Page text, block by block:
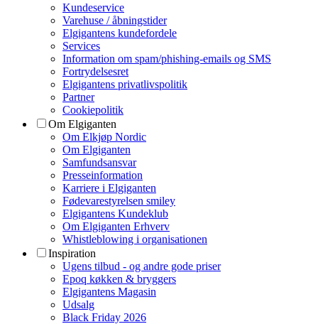
Kundeservice
Varehuse / åbningstider
Elgigantens kundefordele
Services
Information om spam/phishing-emails og SMS
Fortrydelsesret
Elgigantens privatlivspolitik
Partner
Cookiepolitik
Om Elgiganten
Om Elkjøp Nordic
Om Elgiganten
Samfundsansvar
Presseinformation
Karriere i Elgiganten
Fødevarestyrelsen smiley
Elgigantens Kundeklub
Om Elgiganten Erhverv
Whistleblowing i organisationen
Inspiration
Ugens tilbud - og andre gode priser
Epoq køkken & bryggers
Elgigantens Magasin
Udsalg
Black Friday 2026